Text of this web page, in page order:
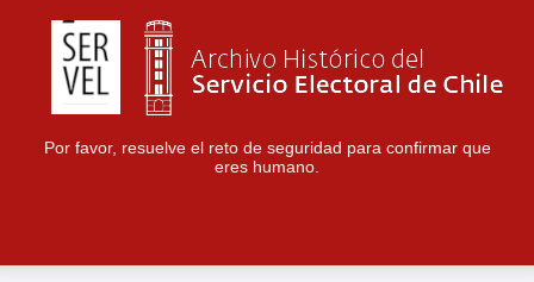
Por favor, resuelve el reto de seguridad para confirmar que
eres humano.